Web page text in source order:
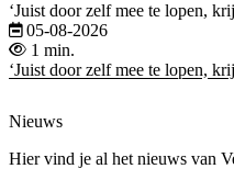
‘Juist door zelf mee te lopen,
05-08-2026
1 min.
‘Juist door zelf mee te lopen,
Nieuws
Hier vind je al het nieuws van